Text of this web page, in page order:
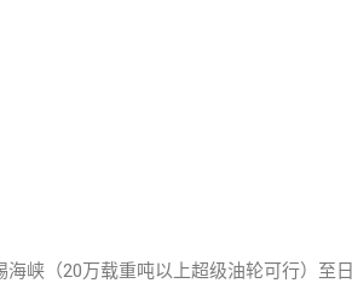
峡（20万载重吨以上超级油轮可行）至日